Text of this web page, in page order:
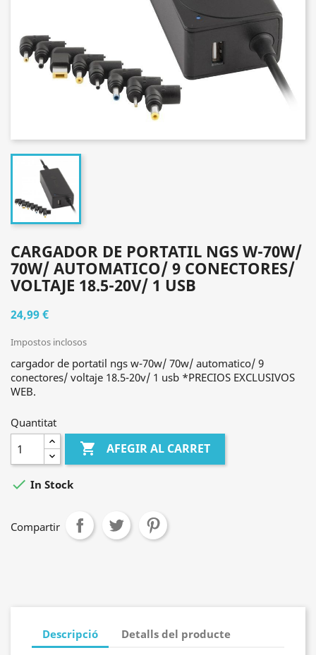
CARGADOR DE PORTATIL NGS W-70W/
70W/ AUTOMATICO/ 9 CONECTORES/
VOLTAJE 18.5-20V/ 1 USB
24,99 €
Impostos inclosos
cargador de portatil ngs w-70w/ 70w/ automatico/ 9
conectores/ voltaje 18.5-20v/ 1 usb *PRECIOS EXCLUSIVOS
WEB.
Quantitat
 AFEGIR AL CARRET
 In Stock
Compartir
Descripció Detalls del producte